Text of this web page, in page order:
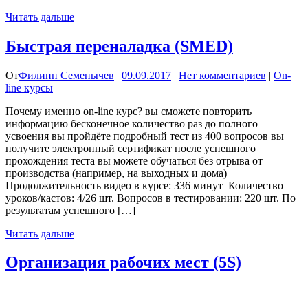
Читать дальше
Быстрая переналадка (SMED)
ОтФилипп Семенычев | 09.09.2017 | Нет комментариев | On-
line курсы
Почему именно on-line курс? вы сможете повторить
информацию бесконечное количество раз до полного
усвоения вы пройдёте подробный тест из 400 вопросов вы
получите электронный сертификат после успешного
прохождения теста вы можете обучаться без отрыва от
производства (например, на выходных и дома)
Продолжительность видео в курсе: 336 минут Количество
уроков/кастов: 4/26 шт. Вопросов в тестировании: 220 шт. По
результатам успешного […]
Читать дальше
Организация рабочих мест (5S)